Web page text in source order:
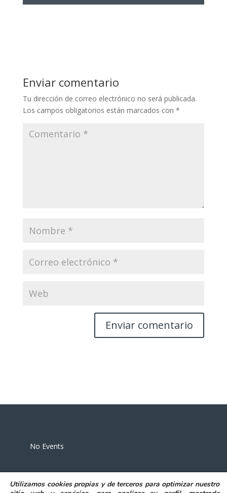
Enviar comentario
Tu dirección de correo electrónico no será publicada.
Los campos obligatorios están marcados con *
No Events
Utilizamos cookies propias y de terceros para optimizar nuestro